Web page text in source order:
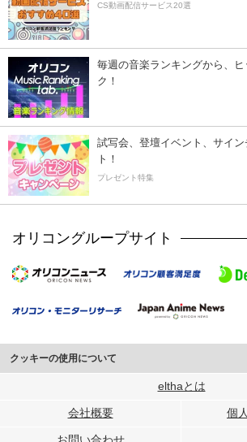
CS動画配信サービス20選
毎週の音楽ランキングから、
ク！
試写会、登壇イベント、サイ
ト！
プレゼント特集
オリコングループサイト
クッキーの使用について
このサイトでは Cookie を使用して、ユーザーに合わ
行っています。
elthaとは
会社概要 個